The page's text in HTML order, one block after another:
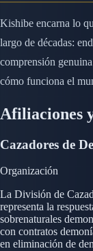
Kishibe encarna lo
largo de décadas:
comprensión
cómo funciona el
Afiliaciones
Cazadores de
Organización
La División de
representa la
sobrenaturales
con contratos
en eliminación de